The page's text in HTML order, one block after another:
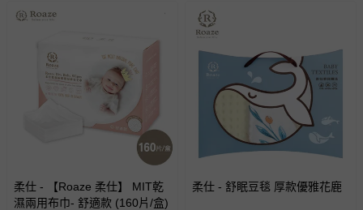
柔仕 - 【Roaze 柔仕】 MIT乾
濕兩用布巾- 舒適款 (160片/盒)
柔仕 - 舒眠豆毯 厚款優雅花鹿